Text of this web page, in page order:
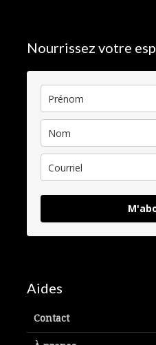
Nourrissez votre
Aides
Contact